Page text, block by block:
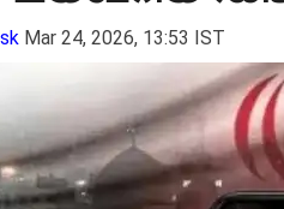
Mar 24, 2026, 13:53 IST